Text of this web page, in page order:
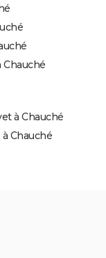
à Chauché
Chauché